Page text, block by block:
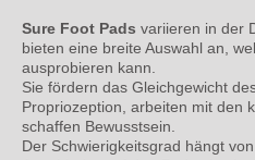
Sure Foot Pads variieren in der
bieten eine breite Auswahl an,
ausprobieren kann.
Sie fördern das Gleichgewicht
Propriozeption, arbeiten mit den
schaffen Bewusstsein.
Der Schwierigkeitsgrad hängt